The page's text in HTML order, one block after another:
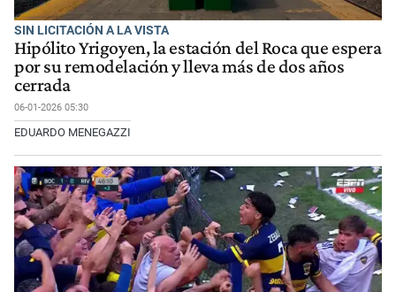
SIN LICITACIÓN A LA VISTA
Hipólito Yrigoyen, la estación del Roca que espera
por su remodelación y lleva más de dos años
cerrada
06-01-2026 05:30
EDUARDO MENEGAZZI